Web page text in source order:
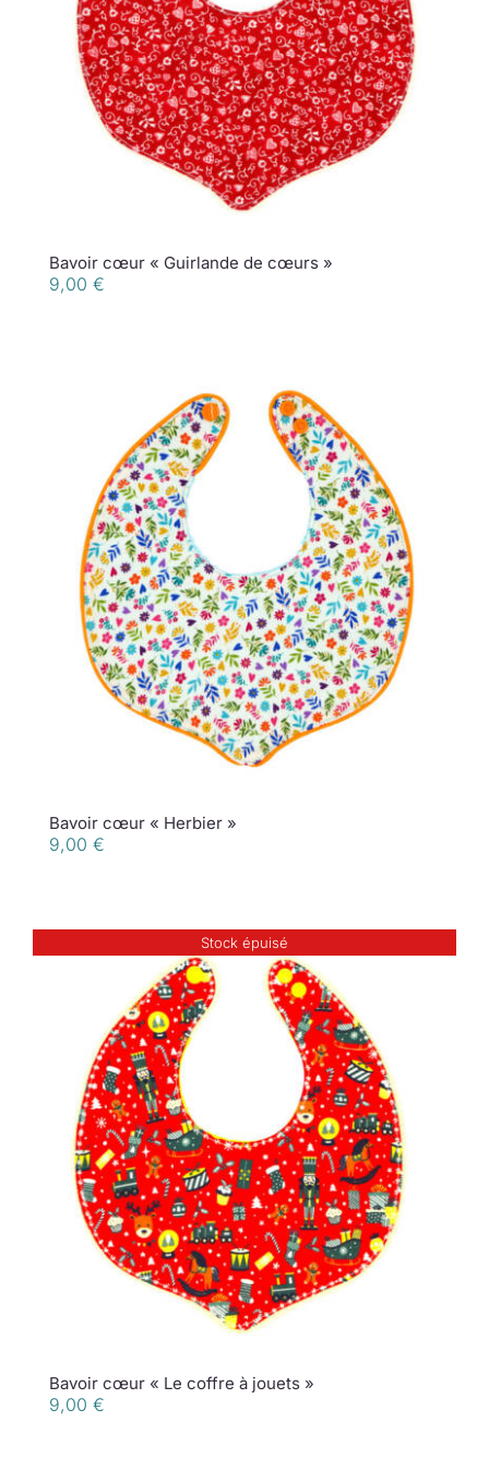
Bavoir cœur « Guirlande de cœurs »
9,00 €
Bavoir cœur « Herbier »
9,00 €
Stock épuisé
Bavoir cœur « Le coffre à jouets »
9,00 €